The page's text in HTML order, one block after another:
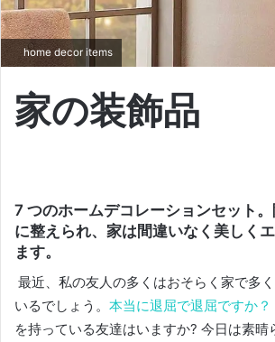
home decor items
家の装飾品
7 つのホームデコレーションセット
に整えられ、家は間違いなく美しく
ます。
最近、私の友人の多くはおそらく家で多
いるでしょう。 本当に退屈で退屈ですか？
を持っている友達はいますか? 今日は素晴